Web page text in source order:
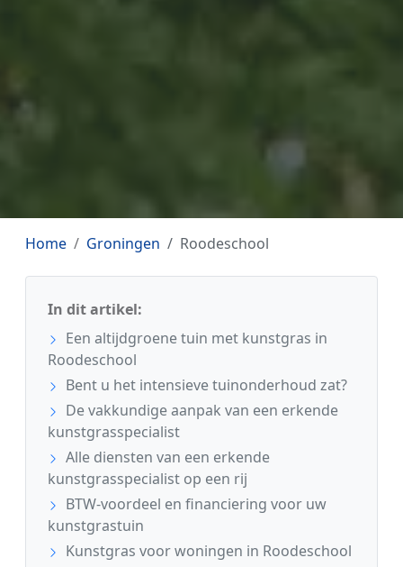
Home Groningen Roodeschool
In dit artikel:
Een altijdgroene tuin met kunstgras in
Roodeschool
Bent u het intensieve tuinonderhoud zat?
De vakkundige aanpak van een erkende
kunstgrasspecialist
Alle diensten van een erkende
kunstgrasspecialist op een rij
BTW-voordeel en financiering voor uw
kunstgrastuin
Kunstgras voor woningen in Roodeschool